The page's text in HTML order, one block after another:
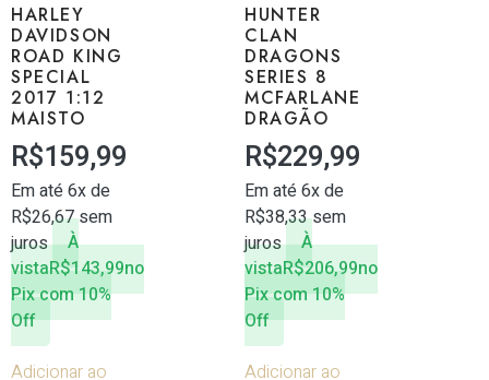
HARLEY
DAVIDSON
ROAD KING
SPECIAL
2017 1:12
MAISTO
R$159,99
Em até 6x de
R$26,67sem
juros
À
vistaR$143,99no
Pix com 10%
Off
Adicionar ao
HUNTER
CLAN
DRAGONS
SERIES 8
MCFARLANE
DRAGÃO
R$229,99
Em até 6x de
R$38,33sem
juros
À
vistaR$206,99no
Pix com 10%
Off
Adicionar ao